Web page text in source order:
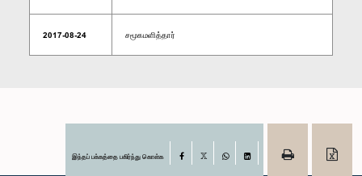
2017-08-24 சமூகமளித்தார்
இந்தப் பக்கத்தை பகிர்ந்து கொள்க Facebook